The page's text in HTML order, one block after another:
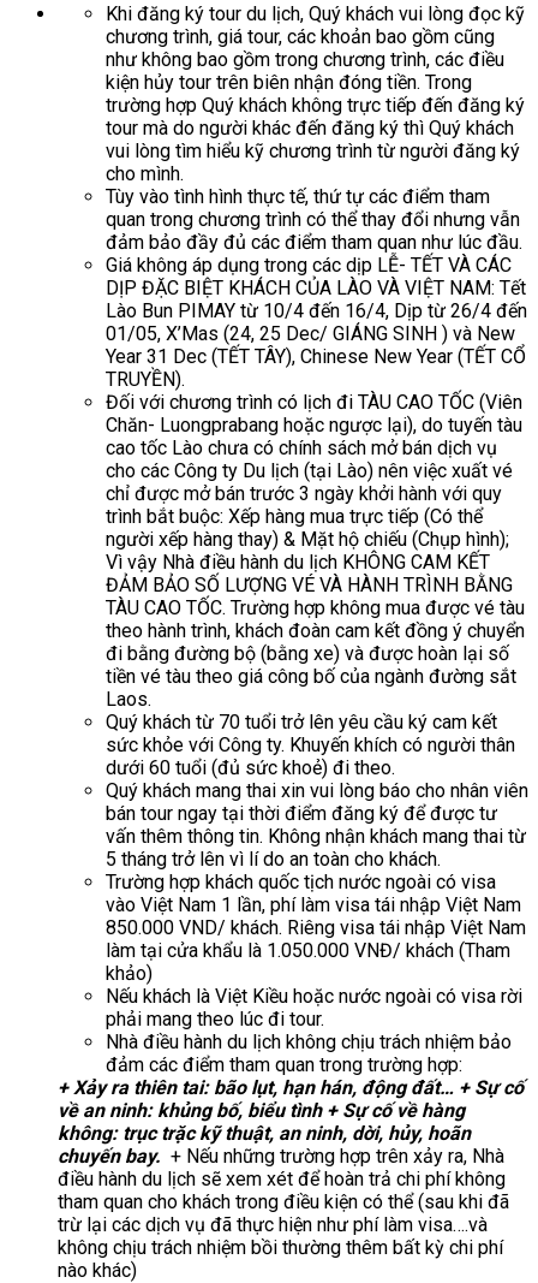
Khi đăng ký tour du lịch, Quý khách vui lòng đọc kỹ
chương trình, giá tour, các khoản bao gồm cũng
như không bao gồm trong chương trình, các điều
kiện hủy tour trên biên nhận đóng tiền. Trong
trường hợp Quý khách không trực tiếp đến đăng ký
tour mà do người khác đến đăng ký thì Quý khách
vui lòng tìm hiểu kỹ chương trình từ người đăng ký
cho mình.
Tùy vào tình hình thực tế, thứ tự các điểm tham
quan trong chương trình có thể thay đổi nhưng vẫn
đảm bảo đầy đủ các điểm tham quan như lúc đầu.
Giá không áp dụng trong các dịp LỄ- TẾT VÀ CÁC
DỊP ĐẶC BIỆT KHÁCH CỦA LÀO VÀ VIỆT NAM: Tết
Lào Bun PIMAY từ 10/4 đến 16/4, Dịp từ 26/4 đến
01/05, X’Mas (24, 25 Dec/ GIÁNG SINH ) và New
Year 31 Dec (TẾT TÂY), Chinese New Year (TẾT CỔ
TRUYỀN).
Đối với chương trình có lịch đi TÀU CAO TỐC (Viên
Chăn- Luongprabang hoặc ngược lại), do tuyến tàu
cao tốc Lào chưa có chính sách mở bán dịch vụ
cho các Công ty Du lịch (tại Lào) nên việc xuất vé
chỉ được mở bán trước 3 ngày khởi hành với quy
trình bắt buộc: Xếp hàng mua trực tiếp (Có thể
người xếp hàng thay) & Mặt hộ chiếu (Chụp hình);
Vì vậy Nhà điều hành du lịch KHÔNG CAM KẾT
ĐẢM BẢO SỐ LƯỢNG VÉ VÀ HÀNH TRÌNH BẰNG
TÀU CAO TỐC. Trường hợp không mua được vé tàu
theo hành trình, khách đoàn cam kết đồng ý chuyển
đi bằng đường bộ (bằng xe) và được hoàn lại số
tiền vé tàu theo giá công bố của ngành đường sắt
Laos.
Quý khách từ 70 tuổi trở lên yêu cầu ký cam kết
sức khỏe với Công ty. Khuyến khích có người thân
dưới 60 tuổi (đủ sức khoẻ) đi theo.
Quý khách mang thai xin vui lòng báo cho nhân viên
bán tour ngay tại thời điểm đăng ký để được tư
vấn thêm thông tin. Không nhận khách mang thai từ
5 tháng trở lên vì lí do an toàn cho khách.
Trường hợp khách quốc tịch nước ngoài có visa
vào Việt Nam 1 lần, phí làm visa tái nhập Việt Nam
850.000 VND/ khách. Riêng visa tái nhập Việt Nam
làm tại cửa khẩu là 1.050.000 VNĐ/ khách (Tham
khảo)
Nếu khách là Việt Kiều hoặc nước ngoài có visa rời
phải mang theo lúc đi tour.
Nhà điều hành du lịch không chịu trách nhiệm bảo
đảm các điểm tham quan trong trường hợp:
+ Xảy ra thiên tai: bão lụt, hạn hán, động đất… + Sự cố
về an ninh: khủng bố, biểu tình + Sự cố về hàng
không: trục trặc kỹ thuật, an ninh, dời, hủy, hoãn
chuyến bay. + Nếu những trường hợp trên xảy ra, Nhà
điều hành du lịch sẽ xem xét để hoàn trả chi phí không
tham quan cho khách trong điều kiện có thể (sau khi đã
trừ lại các dịch vụ đã thực hiện như phí làm visa….và
không chịu trách nhiệm bồi thường thêm bất kỳ chi phí
nào khác)